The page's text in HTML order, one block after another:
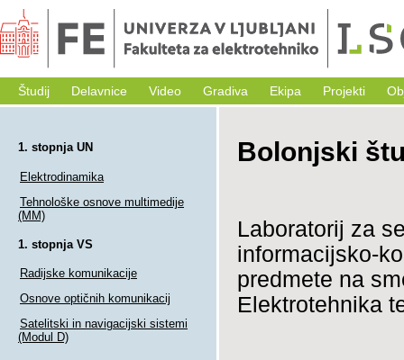
Študij Delavnice Video Gradiva Ekipa Projekti
1. stopnja UN
Elektrodinamika
Tehnološke osnove multimedije
(MM)
1. stopnja VS
Radijske komunikacije
Osnove optičnih komunikacij
Satelitski in navigacijski sistemi
(Modul D)
Bolonjski
Laboratorij za
informacijsko-
predmete na
Elektrotehnika